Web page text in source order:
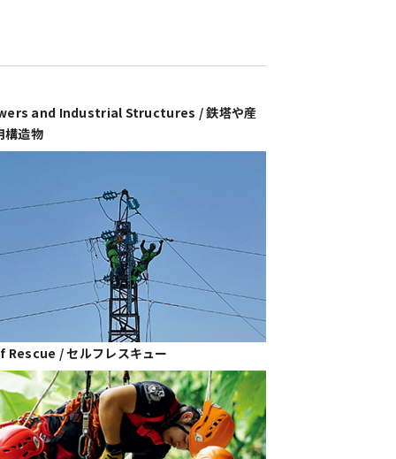
and Industrial Structures / 鉄塔や産
構造物
Rescue / セルフレスキュー